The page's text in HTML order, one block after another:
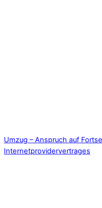
Umzug – Anspruch auf
Internetprovidervertrages